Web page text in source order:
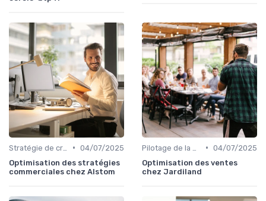
• 04/07/2025
Optimisation des stratégies
commerciales chez Alstom
• 04/07/2025
Optimisation des ventes
chez Jardiland